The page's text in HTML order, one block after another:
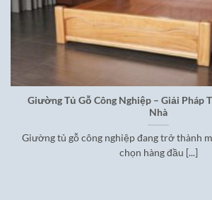
Giường Tủ Gỗ Công Nghiệp – Giải Pháp
Nhà
Giường tủ gỗ công nghiệp đang trở thành
chọn hàng đầu [...]